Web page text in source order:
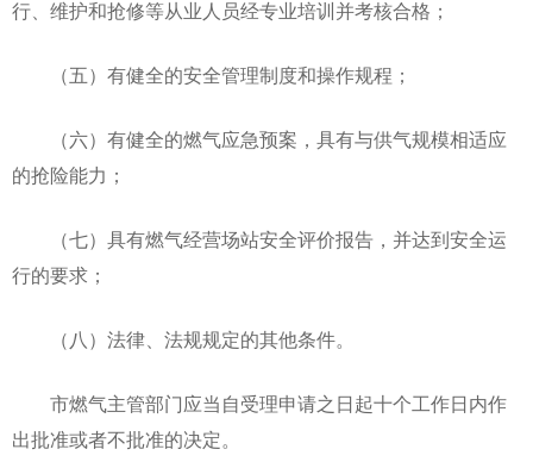
行、维护和抢修等从业人员经专业培训并考核合格；
（五）有健全的安全管理制度和操作规程；
（六）有健全的燃气应急预案，具有与供气规模相适应
的抢险能力；
（七）具有燃气经营场站安全评价报告，并达到安全运
行的要求；
（八）法律、法规规定的其他条件。
市燃气主管部门应当自受理申请之日起十个工作日内作
出批准或者不批准的决定。